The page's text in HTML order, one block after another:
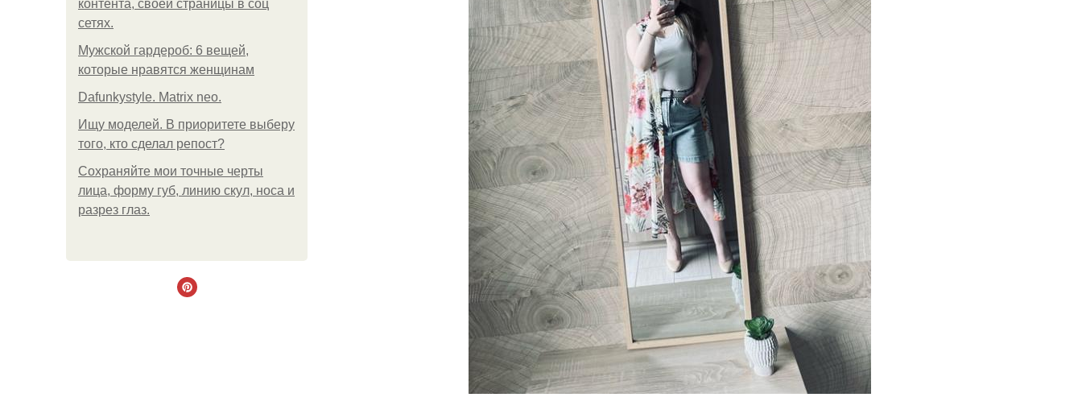
контента, своей страницы в соц
сетях.
Мужской гардероб: 6 вещей,
которые нравятся женщинам
Dafunkystyle. Matrix neo.
Ищу моделей. В приоритете выберу
того, кто сделал репост?
Сохраняйте мои точные черты
лица, форму губ, линию скул, носа и
разрез глаз.